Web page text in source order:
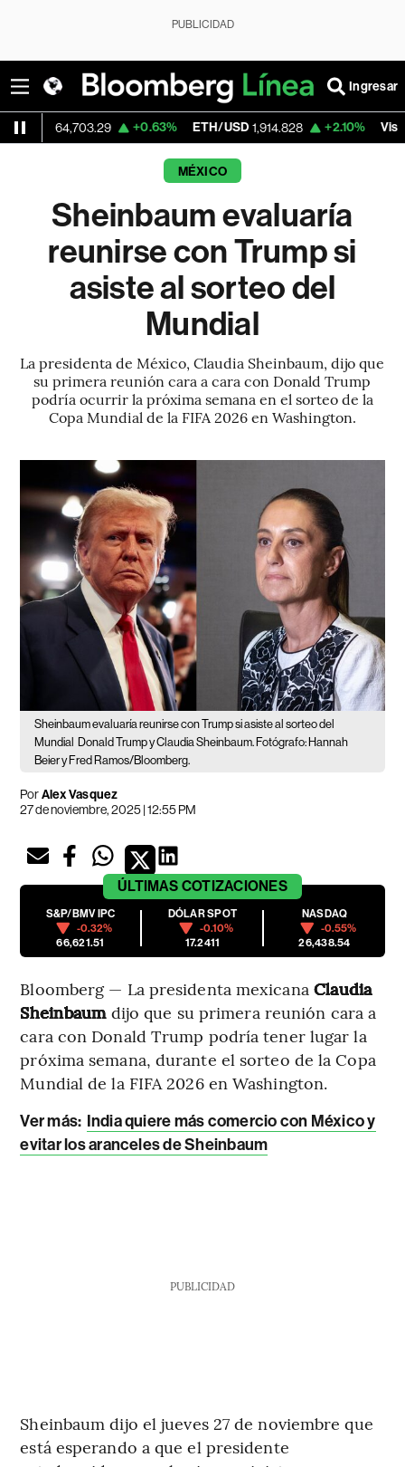
PUBLICIDAD
Ingresar
+0.63% ETH/USD 1,914.828 +2.10% Visa 369.01
MÉXICO
Sheinbaum evaluaría
reunirse con Trump si
asiste al sorteo del
Mundial
La presidenta de México, Claudia Sheinbaum, dijo que
su primera reunión cara a cara con Donald Trump
podría ocurrir la próxima semana en el sorteo de la
Copa Mundial de la FIFA 2026 en Washington.
Sheinbaum evaluaría reunirse con Trump si asiste al sorteo del
Mundial Donald Trump y Claudia Sheinbaum. Fotógrafo: Hannah
Beier y Fred Ramos/Bloomberg.
PorAlex Vasquez
27 de noviembre, 2025 | 12:55 PM
ÚLTIMAS COTIZACIONES
S&P/BMV IPC
-0.32%
66,621.51
DÓLAR SPOT
-0.10%
17.2411
NASDAQ
-0.55%
26,438.54
Bloomberg — La presidenta mexicana Claudia
Sheinbaum dijo que su primera reunión cara a
cara con Donald Trump podría tener lugar la
próxima semana, durante el sorteo de la Copa
Mundial de la FIFA 2026 en Washington.
Ver más: India quiere más comercio con México y
evitar los aranceles de Sheinbaum
PUBLICIDAD
Sheinbaum dijo el jueves 27 de noviembre que
está esperando a que el presidente